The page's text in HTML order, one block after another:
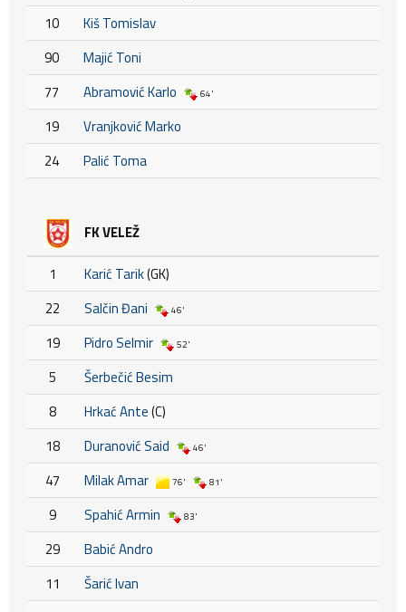
10
Kiš Tomislav
90
Majić Toni
77
Abramović Karlo 64'
19
Vranjković Marko
24
Palić Toma
FK VELEŽ
1 Karić Tarik(GK)
22
Salčin Đani 46'
19 Pidro Selmir 52'
5
Šerbečić Besim
8
Hrkać Ante(C)
18
Duranović Said 46'
47 Milak Amar 76' 81'
9 Spahić Armin 83'
29
Babić Andro
11
Šarić Ivan